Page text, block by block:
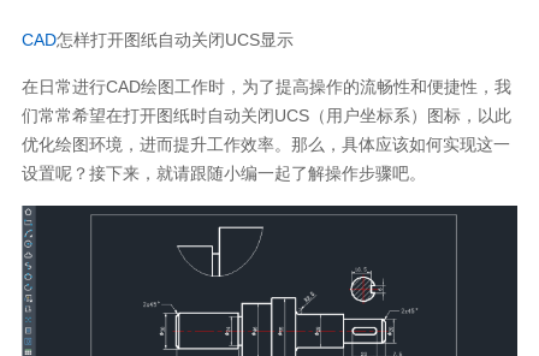
CAD怎样打开图纸自动关闭UCS显示
在日常进行CAD绘图工作时，为了提高操作的流畅性和便捷性，我
们常常希望在打开图纸时自动关闭UCS（用户坐标系）图标，以此
优化绘图环境，进而提升工作效率。那么，具体应该如何实现这一
设置呢？接下来，就请跟随小编一起了解操作步骤吧。